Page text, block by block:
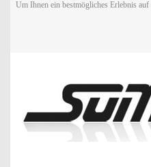
Um Ihnen ein bestmögliches Erlebnis